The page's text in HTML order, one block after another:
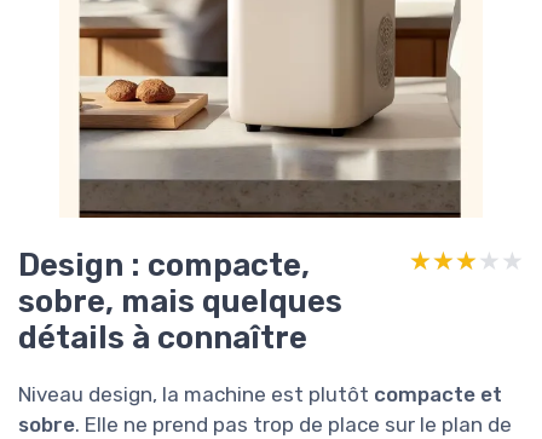
Design : compacte,
sobre, mais quelques
détails à connaître
★★★★★
★★★★★
Niveau design, la machine est plutôt compacte et
sobre. Elle ne prend pas trop de place sur le plan de